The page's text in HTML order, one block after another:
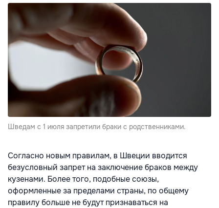
Шведам с 1 июля запретили браки с родственниками.
Согласно новым правилам, в Швеции вводится
безусловный запрет на заключение браков между
кузенами. Более того, подобные союзы,
оформленные за пределами страны, по общему
правилу больше не будут признаваться на